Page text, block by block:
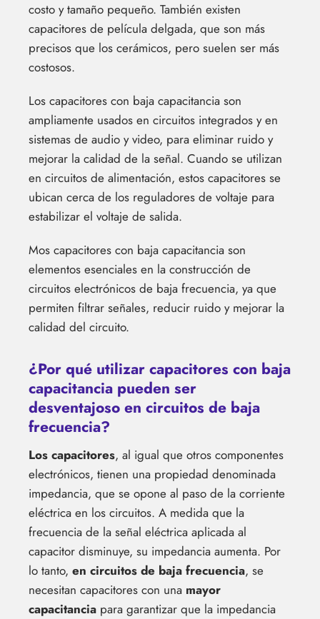
costo y tamaño pequeño. También existen
capacitores de película delgada, que son más
precisos que los cerámicos, pero suelen ser más
costosos.
Los capacitores con baja capacitancia son
ampliamente usados en circuitos integrados y en
sistemas de audio y video, para eliminar ruido y
mejorar la calidad de la señal. Cuando se utilizan
en circuitos de alimentación, estos capacitores se
ubican cerca de los reguladores de voltaje para
estabilizar el voltaje de salida.
Mos capacitores con baja capacitancia son
elementos esenciales en la construcción de
circuitos electrónicos de baja frecuencia, ya que
permiten filtrar señales, reducir ruido y mejorar la
calidad del circuito.
¿Por qué utilizar capacitores con baja
capacitancia pueden ser
desventajoso en circuitos de baja
frecuencia?
Los capacitores, al igual que otros componentes
electrónicos, tienen una propiedad denominada
impedancia, que se opone al paso de la corriente
eléctrica en los circuitos. A medida que la
frecuencia de la señal eléctrica aplicada al
capacitor disminuye, su impedancia aumenta. Por
lo tanto, en circuitos de baja frecuencia, se
necesitan capacitores con una mayor
capacitancia para garantizar que la impedancia